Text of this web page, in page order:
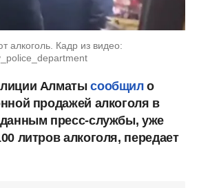
алкоголь. Кадр из видео:
Алматысообщило
продажей алкоголя в
пресс-службы, уже
литров алкоголя, передает